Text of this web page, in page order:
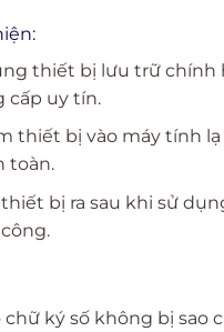
thiết bị lưu trữ chính
cấp uy tín.
thiết bị vào máy tính
toàn.
bị ra sau khi sử
ký số không bị sao